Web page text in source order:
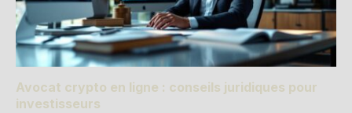
Avocat crypto en ligne : conseils juridiques pour
investisseurs